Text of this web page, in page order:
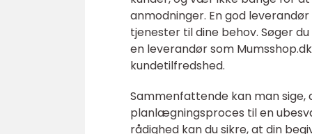
anmodninger. En god
tjenester til dine behov. Søger du
en leverandør som
kundetilfredshed.
Sammenfattende kan man
planlægningsproces til en
rådighed kan du sikre, at din